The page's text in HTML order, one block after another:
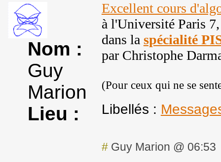
Excellent cours
à l'Université Paris 7,
dans la spécialité
par Christophe
(Pour ceux qui ne se
Libellés :
#Guy Marion @ 06:53
Nom :
Guy
Marion
Lieu :